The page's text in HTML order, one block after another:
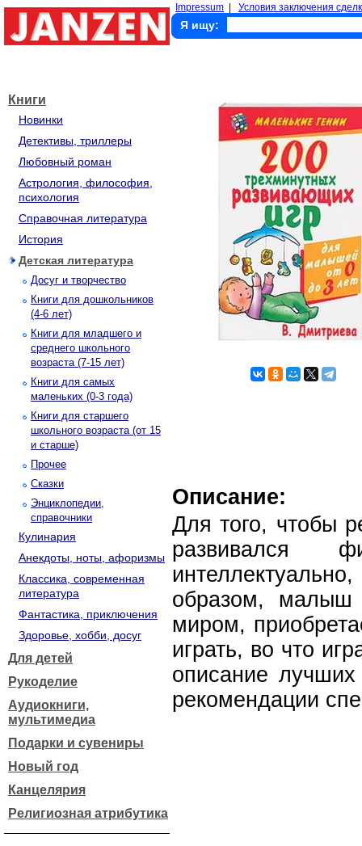
Impressum Условия заключения
Я ищу:
Книги
Новинки
Детективы, триллеры
Любовный роман
Астрология, философия,
психология
Справочная литература
История
Детская литература
Досуг и творчество
Книги для дошкольников
(4-6 лет)
Книги для младшего и
среднего школьного
возраста (7-15 лет)
Книги для самых
маленьких (0-3 года)
Книги для старшего
школьного возраста (от 15
и старше)
Прочее
Сказки
Энциклопедии,
справочники
Кулинария
Анекдоты, ноты, афоризмы
Классика, современная
литература
Фантастика, приключения
Здоровье, хобби, досуг
Для детей
Рукоделие
Аудиокниги,
мультимедиа
Подарки и сувениры
Новый год
Канцелярия
Религиозная атрибутика
Описание:
Для того, чтобы
развивался
образом, малыш
миром,
играть, во что
описание
рекомендации